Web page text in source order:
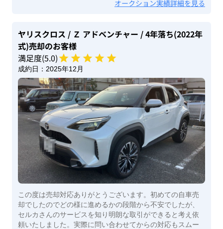
オークション実績詳細を見る
ヤリスクロス / Ｚ アドベンチャー / 4年落ち(2022年
式)売却のお客様
満足度(5.0)
成約日： 2025年12月
この度は売却対応ありがとうございます。初めての自車売
却でしたのでどの様に進めるかの段階から不安でしたが、
セルカさんのサービスを知り明朗な取引ができると考え依
頼いたしました。実際に問い合わせてからの対応もスムー